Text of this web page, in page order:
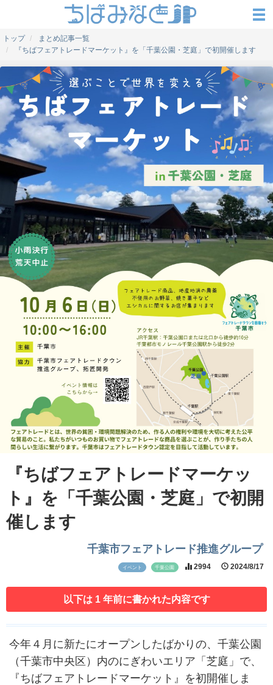
トップ
まとめ記事一覧
『ちばフェアトレードマーケット』を「千葉公園・芝庭」で初開催します
『ちばフェアトレードマーケッ
ト』を「千葉公園・芝庭」で初開
催します
千葉市フェアトレード推進グループ
イベント 千葉公園 2994 2024/8/17
以下は 1 年前に書かれた内容です
今年４月に新たにオープンしたばかりの、千葉公園
（千葉市中央区）内のにぎわいエリア「芝庭」で、
『ちばフェアトレードマーケット』を初開催しま